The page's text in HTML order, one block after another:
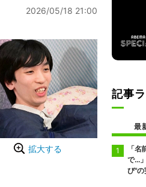
2026/05/18 21:00
拡大する
記事
最
「
で…
び"の